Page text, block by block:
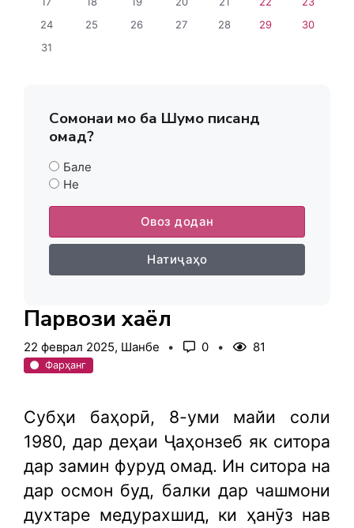
24
25 26 27 28 29
30
31
Сомонаи мо ба Шумо писанд
омад?
Бале
Не
Овоз додан
Натиҷаҳо
Парвози хаёл
22 феврал 2025, Шанбе 0 81
Фарҳанг
Субҳи баҳорӣ, 8-уми майи соли
1980, дар деҳаи Ҷаҳонзеб як ситора
дар замин фуруд омад. Ин ситора на
дар осмон буд, балки дар чашмони
духтаре медурахшид, ки ҳанӯз нав